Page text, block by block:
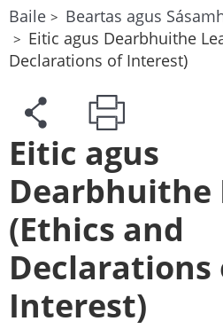
Baile
Beartas agus
Eitic agus Dearbhuithe
Declarations of Interest)
Eitic agus
Dearbhuithe
(Ethics and
Declarations
Interest)